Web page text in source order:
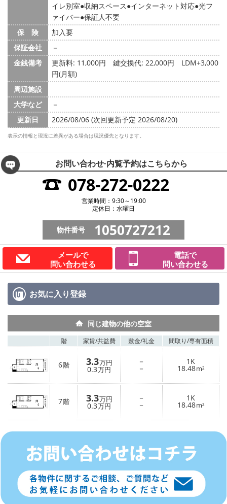
イレ別室 収納スペース インターネット対応 光フ
ァイバー 保証人不要
保 険
加入要
保証会社
－
金銭備考
更新料: 11,000円 鍵交換代: 22,000円
LDM+3,000
円(月額)
周辺施設
大学など
－
更新日
2026/08/06 (次回更新予定 2026/08/20)
表示の情報と現況に差異がある場合は現況優先となります。
お問い合わせ·内覧予約はこちらから
078-272-0222
営業時間：9:30～19:00
定休日：水曜日
物件番号 1050727212
メールで
問い合わせる
電話で
問い合わせる
お気に入り登録
同じ建物の他の空室
階 家賃/共益費 敷金/礼金 間取り/専有面積
6階 3.3万円
0.3万円
－
－
1K
18.48m²
7階 3.3万円
0.3万円
－
－
1K
18.48m²